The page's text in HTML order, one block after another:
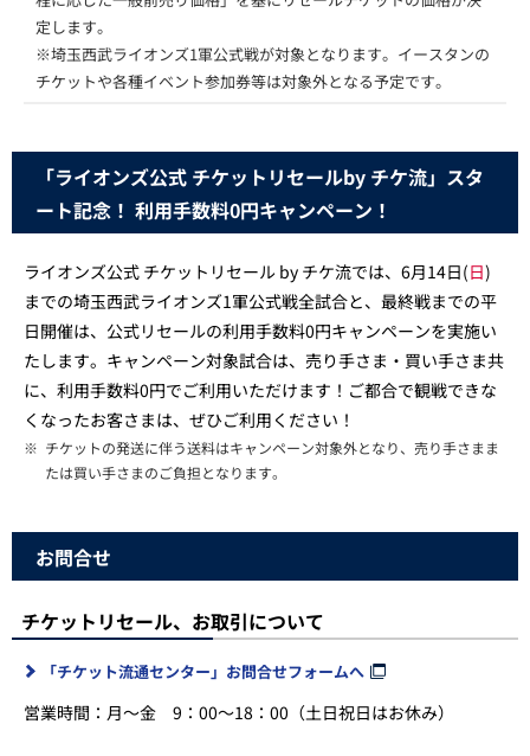
定します。
※埼玉西武ライオンズ1軍公式戦が対象となります。イースタンの
チケットや各種イベント参加券等は対象外となる予定です。
「ライオンズ公式 チケットリセールby チケ流」スタ
ート記念！ 利用手数料0円キャンペーン！
ライオンズ公式 チケットリセール by チケ流では、6月14日(日)
までの埼玉西武ライオンズ1軍公式戦全試合と、最終戦までの平
日開催は、公式リセールの利用手数料0円キャンペーンを実施い
たします。キャンペーン対象試合は、売り手さま・買い手さま共
に、利用手数料0円でご利用いただけます！ご都合で観戦できな
くなったお客さまは、ぜひご利用ください！
※ チケットの発送に伴う送料はキャンペーン対象外となり、売り手さまま
たは買い手さまのご負担となります。
お問合せ
チケットリセール、お取引について
「チケット流通センター」お問合せフォームへ
営業時間：月～金 9：00～18：00（土日祝日はお休み）